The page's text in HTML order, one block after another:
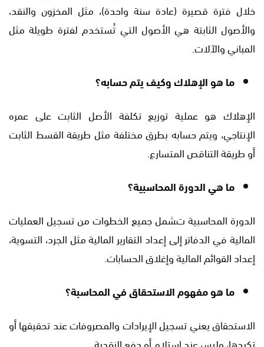
خلال فترة قصيرة (عادة سنة واحدة)، مثل المخزون والنقد،
والأصول الثابتة هي الأصول التي تُستخدم لفترة طويلة مثل
المباني والآلات.
ما هو الإهلاك وكيف يتم حسابه؟
الإهلاك هو عملية توزيع تكلفة الأصل الثابت على عمره
الإنتاجي، ويتم حسابه بطرق مختلفة مثل طريقة القسط الثابت
أو طريقة التناقص المتسارع.
ما هي الدورة المحاسبية؟
الدورة المحاسبية تشمل جميع الخطوات من تسجيل العمليات
المالية في الدفاتر إلى إعداد التقارير المالية مثل الجرد، التسوية،
إعداد القوائم المالية وإغلاق الحسابات.
ما هو مفهوم الاستحقاق في المحاسبة؟
الاستحقاق يعني تسجيل الإيرادات والمصروفات عند تحقيقها أو
تكبدها، وليس عند استلام أو دفع النقدية.